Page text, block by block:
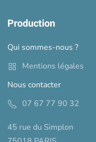
Production
Qui sommes-nous ?
Mentions légales
Nous contacter
07 67 77 90 32
45 rue du Simplon